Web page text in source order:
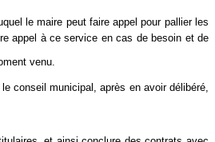
le maire peut faire appel pour pallier les
appel à ce service en cas de besoin et de
venu.
conseil municipal, après en avoir délibéré,